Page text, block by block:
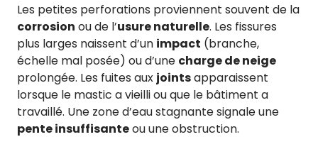
Les petites perforations proviennent souvent de la
corrosion ou de l’usure naturelle. Les fissures
plus larges naissent d’un impact (branche,
échelle mal posée) ou d’une charge de neige
prolongée. Les fuites aux jointsapparaissent
lorsque le mastic a vieilli ou que le bâtiment a
travaillé. Une zone d’eau stagnante signale une
pente insuffisanteou une obstruction.